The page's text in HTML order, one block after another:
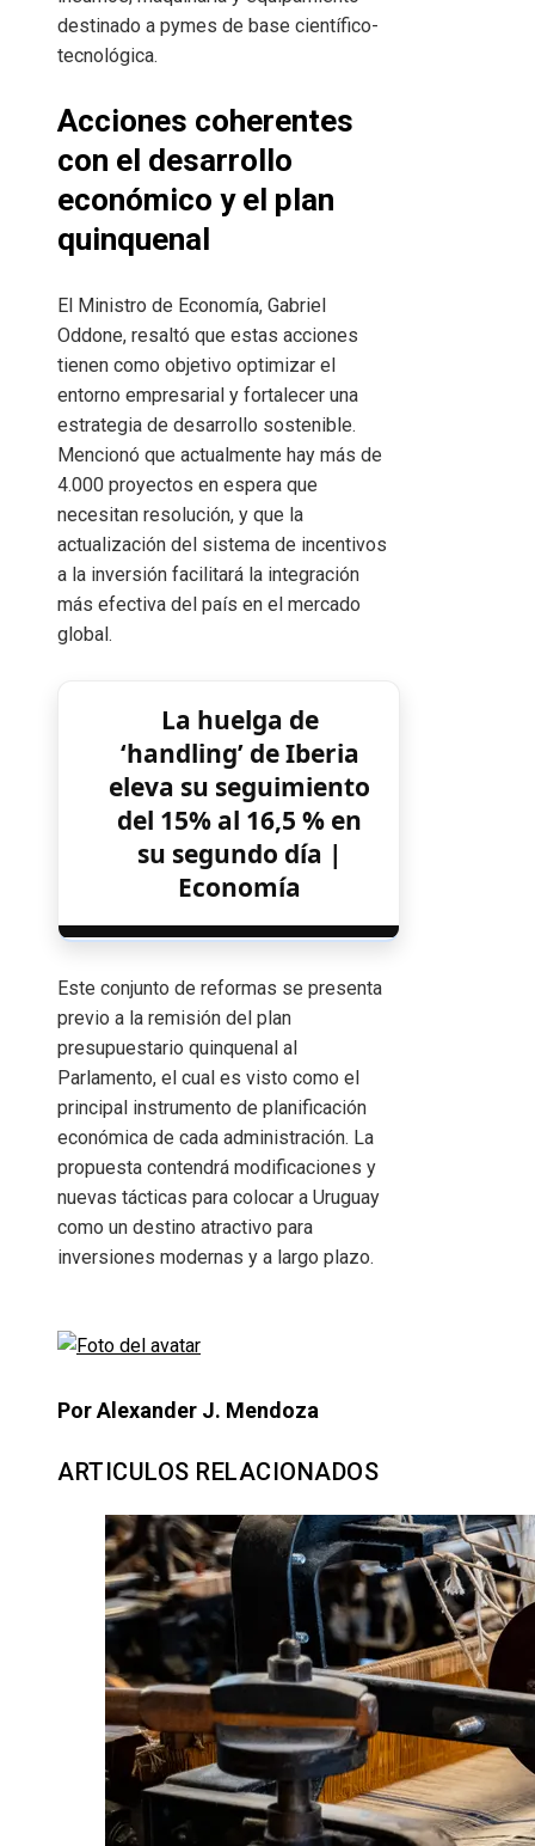
destinado a pymes de base científico-
tecnológica.
Acciones coherentes
con el desarrollo
económico y el plan
quinquenal
El Ministro de Economía, Gabriel
Oddone, resaltó que estas acciones
tienen como objetivo optimizar el
entorno empresarial y fortalecer una
estrategia de desarrollo sostenible.
Mencionó que actualmente hay más de
4.000 proyectos en espera que
necesitan resolución, y que la
actualización del sistema de incentivos
a la inversión facilitará la integración
más efectiva del país en el mercado
global.
La huelga de
‘handling’ de Iberia
eleva su seguimiento
del 15% al 16,5 % en
su segundo día |
Economía
Este conjunto de reformas se presenta
previo a la remisión del plan
presupuestario quinquenal al
Parlamento, el cual es visto como el
principal instrumento de planificación
económica de cada administración. La
propuesta contendrá modificaciones y
nuevas tácticas para colocar a Uruguay
como un destino atractivo para
inversiones modernas y a largo plazo.
Por Alexander J. Mendoza
ARTICULOS RELACIONADOS